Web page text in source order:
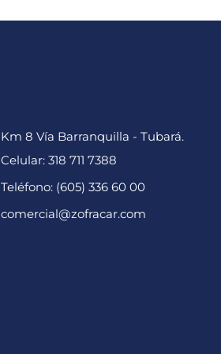
Km 8 Vía Barranquilla - Tubará.
Celular: 318 711 7388
Teléfono: (605) 336 60 00
comercial@zofracar.com